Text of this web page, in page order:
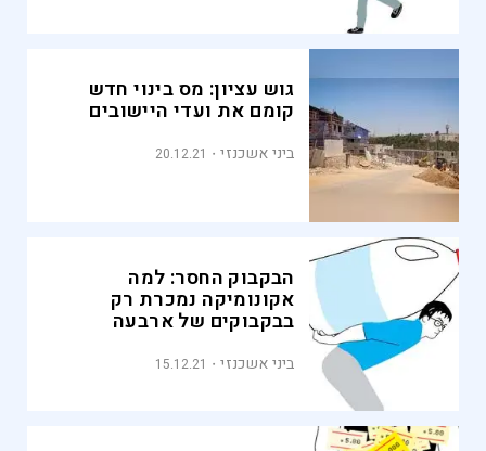
גוש עציון: מס בינוי חדש
קומם את ועדי היישובים
ביני אשכנזי 20.12.21
הבקבוק החסר: למה
אקונומיקה נמכרת רק
בבקבוקים של ארבעה
ביני אשכנזי 15.12.21